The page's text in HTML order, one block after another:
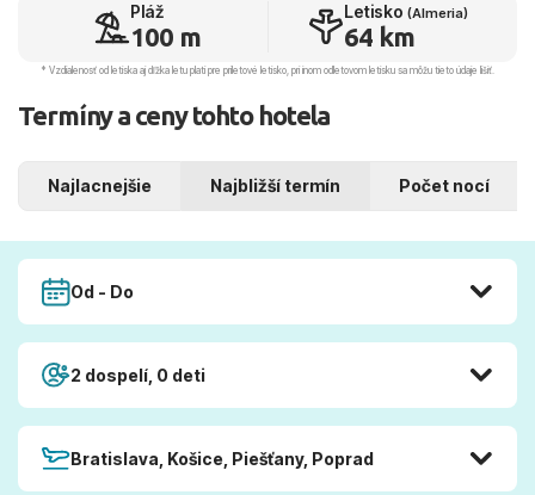
Pláž
100 m
Letisko (Almeria)
64 km
* Vzdialenosť od letiska aj dľžka letu platí pre príletové letisko, pri inom odletovom letisku sa môžu tieto údaje líšiť.
Termíny a ceny tohto hotela
Najlacnejšie Najbližší termín Počet nocí
Od - Do
2 dospelí, 0 deti
Bratislava, Košice, Piešťany, Poprad